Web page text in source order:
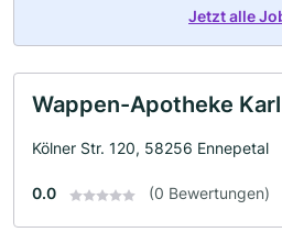
Jetzt alle
Wappen-Apotheke
Kölner Str. 120, 58256 Ennepetal
0.0 (0 Bewertungen)